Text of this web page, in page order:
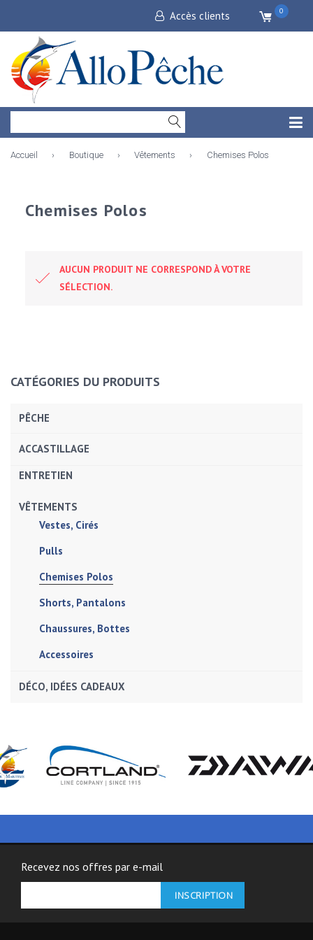
Accès clients 0
Accueil › Boutique › Vêtements › Chemises Polos
Chemises Polos
AUCUN PRODUIT NE CORRESPOND À VOTRE
SÉLECTION.
CATÉGORIES DU PRODUITS
PÊCHE
ACCASTILLAGE
ENTRETIEN
VÊTEMENTS
Vestes, Cirés
Pulls
Chemises Polos
Shorts, Pantalons
Chaussures, Bottes
Accessoires
DÉCO, IDÉES CADEAUX
Recevez nos offres par e-mail